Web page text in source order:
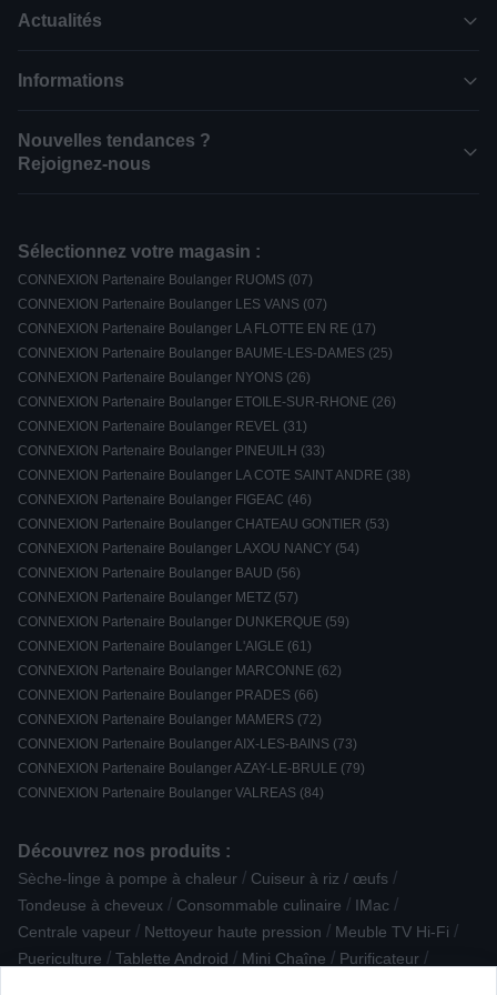
Actualités
Informations
Nouvelles tendances ?
Rejoignez-nous
Sélectionnez votre magasin :
CONNEXION Partenaire Boulanger RUOMS (07)
CONNEXION Partenaire Boulanger LES VANS (07)
CONNEXION Partenaire Boulanger LA FLOTTE EN RE (17)
CONNEXION Partenaire Boulanger BAUME-LES-DAMES (25)
CONNEXION Partenaire Boulanger NYONS (26)
CONNEXION Partenaire Boulanger ETOILE-SUR-RHONE (26)
CONNEXION Partenaire Boulanger REVEL (31)
CONNEXION Partenaire Boulanger PINEUILH (33)
CONNEXION Partenaire Boulanger LA COTE SAINT ANDRE (38)
CONNEXION Partenaire Boulanger FIGEAC (46)
CONNEXION Partenaire Boulanger CHATEAU GONTIER (53)
CONNEXION Partenaire Boulanger LAXOU NANCY (54)
CONNEXION Partenaire Boulanger BAUD (56)
CONNEXION Partenaire Boulanger METZ (57)
CONNEXION Partenaire Boulanger DUNKERQUE (59)
CONNEXION Partenaire Boulanger L'AIGLE (61)
CONNEXION Partenaire Boulanger MARCONNE (62)
CONNEXION Partenaire Boulanger PRADES (66)
CONNEXION Partenaire Boulanger MAMERS (72)
CONNEXION Partenaire Boulanger AIX-LES-BAINS (73)
CONNEXION Partenaire Boulanger AZAY-LE-BRULE (79)
CONNEXION Partenaire Boulanger VALREAS (84)
Découvrez nos produits :
Sèche-linge à pompe à chaleur / Cuiseur à riz / œufs /
Tondeuse à cheveux / Consommable culinaire / IMac /
Centrale vapeur / Nettoyeur haute pression / Meuble TV Hi-Fi /
Puericulture / Tablette Android / Mini Chaîne / Purificateur /